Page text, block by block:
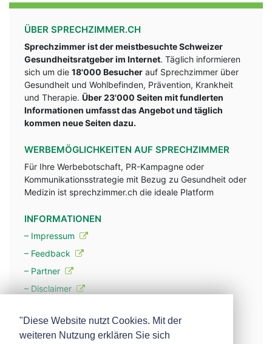
ÜBER SPRECHZIMMER.CH
Sprechzimmer ist der meistbesuchte Schweizer
Gesundheitsratgeber im Internet. Täglich informieren
sich um die 18'000 Besucher auf Sprechzimmer über
Gesundheit und Wohlbefinden, Prävention, Krankheit
und Therapie. Über 23'000 Seiten mit fundlerten
Informationen umfasst das Angebot und täglich
kommen neue Seiten dazu.
WERBEMÖGLICHKEITEN AUF SPRECHZIMMER
Für Ihre Werbebotschaft, PR-Kampagne oder
Kommunikationsstrategie mit Bezug zu Gesundheit oder
Medizin ist sprechzimmer.ch die ideale Platform
INFORMATIONEN
– Impressum
– Feedback
– Partner
– Disclaimer
– Werbung
"Diese Website nutzt Cookies. Mit der
weiteren Nutzung erklären Sie sich